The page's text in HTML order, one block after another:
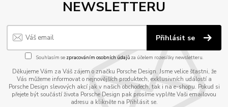
NEWSLETTERU
Přihlásit se
Souhlasím se zpracováním osobních údajůza účelem rozesílky newsletteru.
Děkujeme Vám za Váš zájem o značku Porsche Design. Jsme velice šťastni, že
Vás můžeme informovat o nejnovějších produktech, exklusivních událostí a
Porsche Design slevových akcí jak v našich obchodech, tak i na e-shopu. Pokud si
přejete být součástí života Porsche Design pak prosíme vyplňte Vaši emailovou
adresu a klikněte na Přihlásit se.